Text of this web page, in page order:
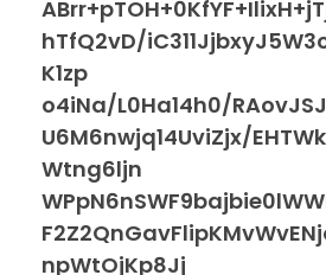
hTfQ2vD/
K1zp
o4iNa/L0Ha14h0/
U6M6nwjq14UviZjx/
Wtng6ljn
npWtOjKp8Jj